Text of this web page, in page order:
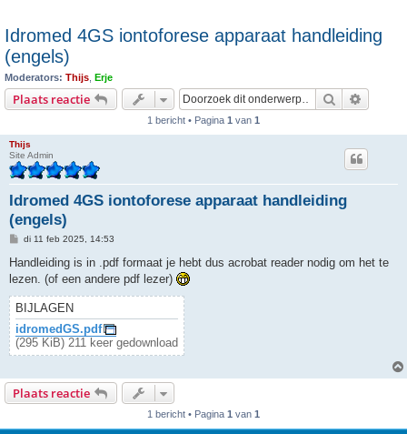
Idromed 4GS iontoforese apparaat handleiding
(engels)
Moderators: Thijs Erje
Plaats reactie Zoek
1 bericht • Pagina 1 van 1
Thijs
Site Admin
Idromed 4GS iontoforese apparaat handleiding
(engels)
B
r
c
t
di 11 feb 2025, 14:53
Handleiding is in .pdf formaat je hebt dus acrobat reader nodig om het te
lezen. (of een andere pdf lezer)
BIJLAGEN
idromedGS.pdf
(295 KiB) 211 keer gedownload
Plaats reactie
1 bericht • Pagina 1 van 1